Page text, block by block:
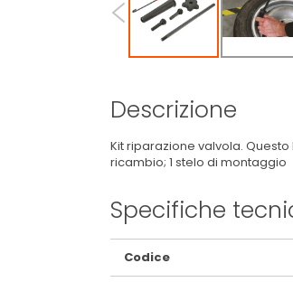
Descrizione
Kit riparazione valvola.
ricambio; 1 stelo di montaggio
Specifiche
Maggiori
Informazioni
Codice